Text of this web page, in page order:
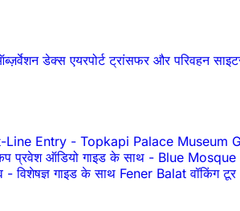
डेक्सएयरपोर्ट ट्रांसफर और परिवहन
Line Entry - Topkapi Palace Museum
प्रवेश ऑडियो गाइड के साथ - Blue
- विशेषज्ञ गाइड के साथ Fener Balat वॉकिंग टूर